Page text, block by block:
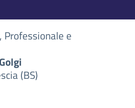
Professionale e
(BS)